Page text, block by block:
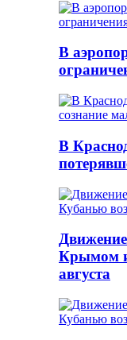
В
В
Крымом
августа